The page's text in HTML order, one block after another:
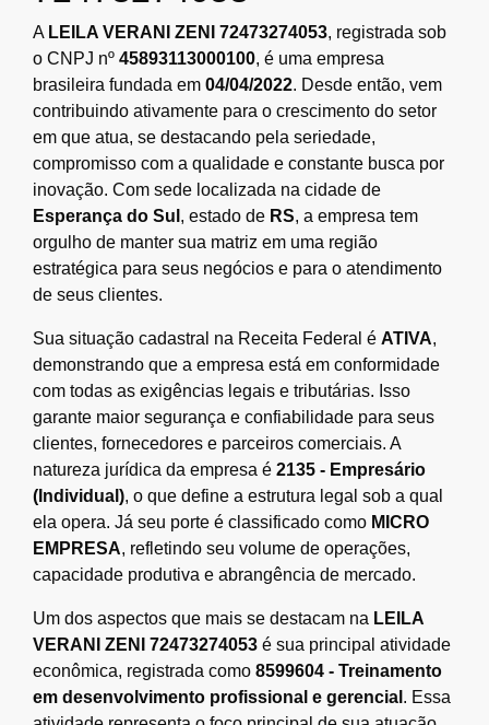
A LEILA VERANI ZENI 72473274053, registrada sob
o CNPJ nº 45893113000100, é uma empresa
brasileira fundada em 04/04/2022. Desde então, vem
contribuindo ativamente para o crescimento do setor
em que atua, se destacando pela seriedade,
compromisso com a qualidade e constante busca por
inovação. Com sede localizada na cidade de
Esperança do Sul , estado de RS, a empresa tem
orgulho de manter sua matriz em uma região
estratégica para seus negócios e para o atendimento
de seus clientes.
Sua situação cadastral na Receita Federal é ATIVA,
demonstrando que a empresa está em conformidade
com todas as exigências legais e tributárias. Isso
garante maior segurança e confiabilidade para seus
clientes, fornecedores e parceiros comerciais. A
natureza jurídica da empresa é 2135 - Empresário
(Individual), o que define a estrutura legal sob a qual
ela opera. Já seu porte é classificado como MICRO
EMPRESA, refletindo seu volume de operações,
capacidade produtiva e abrangência de mercado.
Um dos aspectos que mais se destacam na LEILA
VERANI ZENI 72473274053 é sua principal atividade
econômica, registrada como 8599604 - Treinamento
em desenvolvimento profissional e gerencial . Essa